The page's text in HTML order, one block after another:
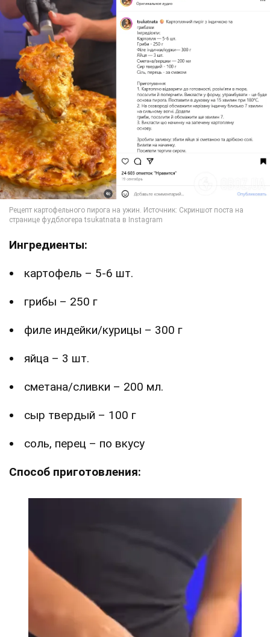
Ингредиенты:
картофель – 5-6 шт.
грибы – 250 г
филе индейки/курицы – 300 г
яйца – 3 шт.
сметана/сливки – 200 мл.
сыр твердый – 100 г
соль, перец – по вкусу
Способ приготовления: